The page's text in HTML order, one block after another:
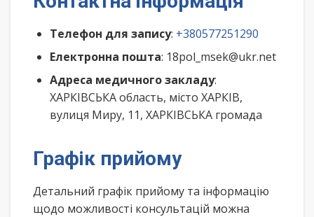
Телефон для запису: +380577251290
Електронна пошта: 18pol_msek@ukr.net
Адреса медичного закладу:
ХАРКІВСЬКА область, місто ХАРКІВ,
вулиця Миру, 11, ХАРКІВСЬКА громада
Графік прийому
Детальний графік прийому та інформацію
щодо можливості консультацій можна